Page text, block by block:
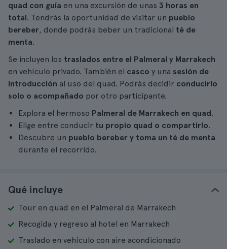
quad con guía en una excursión de unas 3 horas en
total. Tendrás la oportunidad de visitar un pueblo
bereber, donde podrás beber un tradicional té de
menta.
Se incluyen los traslados entre el Palmeral y Marrakech
en vehículo privado. También el casco y una sesión de
introducción al uso del quad. Podrás decidir conducirlo
solo o acompañado por otro participante.
Explora el hermoso Palmeral de Marrakech en quad.
Elige entre conducir tu propio quad o compartirlo.
Descubre un pueblo bereber y toma un té de menta
durante el recorrido.
Qué incluye
Tour en quad en el Palmeral de Marrakech
Recogida y regreso al hotel en Marrakech
Traslado en vehículo con aire acondicionado